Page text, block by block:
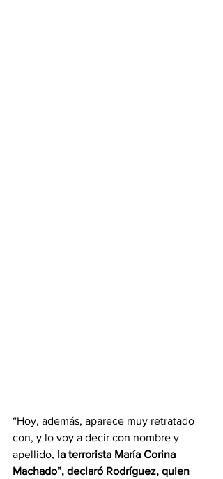
“Hoy, además, aparece muy retratado
con, y lo voy a decir con nombre y
apellido, la terrorista María Corina
Machado”, declaró Rodríguez, quien